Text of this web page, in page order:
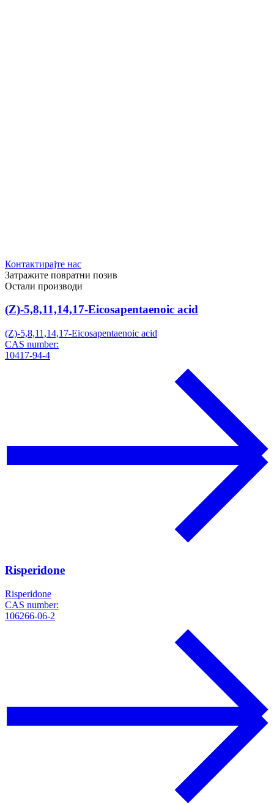
Контактирајте нас
Затражите повратни позив
Остали производи
(Z)-5,8,11,14,17-Eicosapentaenoic acid
(Z)-5,8,11,14,17-Eicosapentaenoic acid
CAS number:
10417-94-4
Risperidone
Risperidone
CAS number:
106266-06-2